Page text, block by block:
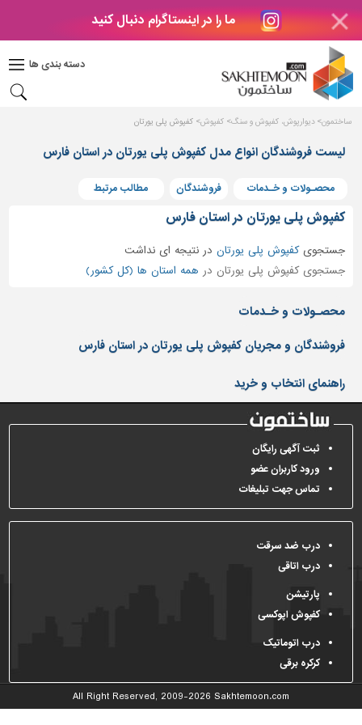
ما را در اینستاگرام دنبال کنید
دسته بندی ها
دکوراسیون
بتن
های
بتنی
و
پنجره
ساختمانی
نرده
و
حفاظ
کفپوش
و
سنگ
سرویس
بهداشتی
ابزار،یراق
و
آلات
برقی،روشنایی،ایمنی
محوطه
سازی
و
نما
ساخت
ساختمون دیوارپوش، کفپوش و سنگ کفپوش کفپوش پلی یورتان
لیست فروشندگان انواع مدل کفپوش پلی یورتان در استان فارس
محصـولات و خـدمات فروشندگان مطالب مرتبط
کفپوش پلی یورتان در استان فارس
جستجویکفپوش پلی یورتان درنتیجه ای نداشت
جستجوی کفپوش پلی یورتان در همه استان ها (کل کشور)
محصـولات و خـدمات
فروشندگان و مجریان کفپوش پلی یورتان در استان فارس
راهنمای انتخاب و خرید
ثبت آگهی رایگان
ورود کاربران عضو
تماس جهت تبلیغات
درب ضد سرقت
درب اتاقی
پارتیشن
کفپوش اپوکسی
درب اتوماتیک
کرکره برقی
All Right Reserved, 2009-2026 Sakhtemoon.com